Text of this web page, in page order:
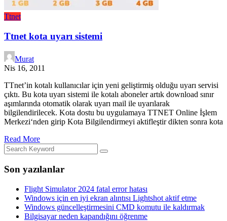
Ttnet
Ttnet kota uyarı sistemi
Murat
Nis 16, 2011
TTnet’in kotalı kullanıcılar için yeni geliştirmiş olduğu uyarı servisi
çıktı. Bu kota uyarı sistemi ile kotalı aboneler artık download sınır
aşımlarında otomatik olarak uyarı mail ile uyarılarak
bilgilendirilecek. Kota dostu bu uygulamaya TTNET Online İşlem
Merkezi‘nden girip Kota Bilgilendirmeyi aktifleştir dikten sonra kota
Read More
Son yazılanlar
Flight Simulator 2024 fatal error hatası
Windows için en iyi ekran alıntısı Lightshot aktif etme
Windows güncelleştirmesini CMD komutu ile kaldırmak
Bilgisayar neden kapandığını öğrenme